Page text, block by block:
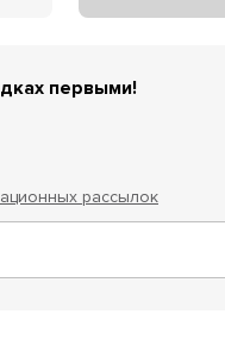
первыми!
рассылок